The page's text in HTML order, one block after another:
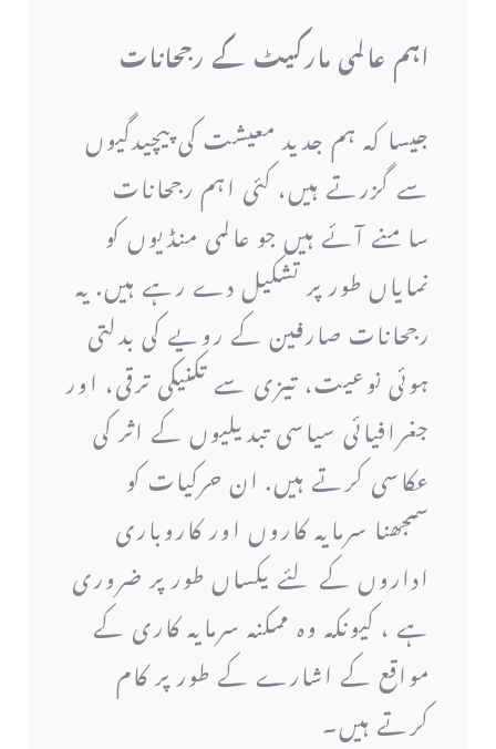
اہم عالمی مارکیٹ کے رجحانات
جیسا کہ ہم جدید معیشت کی پیچیدگیوں
سے گزرتے ہیں، کئی اہم رجحانات
سامنے آئے ہیں جو عالمی منڈیوں کو
نمایاں طور پر تشکیل دے رہے ہیں. یہ
رجحانات صارفین کے رویے کی بدلتی
ہوئی نوعیت، تیزی سے تکنیکی ترقی، اور
جغرافیائی سیاسی تبدیلیوں کے اثر کی
عکاسی کرتے ہیں. ان حرکیات کو
سمجھنا سرمایہ کاروں اور کاروباری
اداروں کے لئے یکساں طور پر ضروری
ہے ، کیونکہ وہ ممکنہ سرمایہ کاری کے
مواقع کے اشارے کے طور پر کام
کرتے ہیں۔